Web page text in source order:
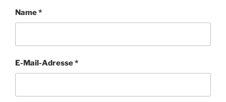
Name*
E-Mail-Adresse*